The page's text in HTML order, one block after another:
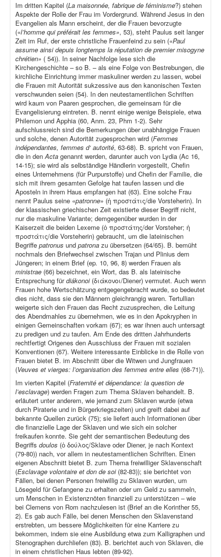
Im dritten Kapitel (La maisonnée, fabrique de féminisme?) stehen
Aspekte der Rolle der Frau im Vordergrund. Während Jesus in den
Evangelien als Mann erscheint, der die Frauen bevorzugte
(«l’homme qui préférait les femmes», 53), steht Paulus seit langer
Zeit im Ruf, der erste christliche Frauenfeind zu sein («Paul
assume ainsi depuis longtemps la réputation de premier misogyne
chrétien» ( 54)). In seiner Nachfolge lese sich die
Kirchengeschichte – so B. – als eine Folge von Bestrebungen, die
kirchliche Einrichtung immer maskuliner werden zu lassen, wobei
die Frauen mit Autorität sukzessive aus den kanonischen Texten
verschwunden seien (54). In den neutestamentlichen Schriften
wird kaum von Paaren gesprochen, die gemeinsam für die
Evangelisierung eintreten. B. nennt einige wenige Beispiele, etwa
Philemon und Apphia (60, Anm. 23, Phm 1-2). Sehr
aufschlussreich sind die Bemerkungen über unabhängige Frauen
und solche, denen Autorität zugesprochen wird (Femmes
indépendantes, femmes d‘ autorité, 63-68). B. spricht von Frauen,
die in denActa genannt werden, darunter auch von Lydia (Ac 16,
14-15); sie wird als selbständige Händlerin vorgestellt, Chefin
eines Unternehmens (für Purpurstoffe) und Chefin der Familie, die
sich mit ihrem gesamten Gefolge hat taufen lassen und die
Aposteln in ihrem Haus empfangen hat (63). Eine solche Frau
nennt Paulus seine «patronne» (ἡ προστάτις/die Vorsteherin). In
der klassischen griechischen Zeit existierte dieser Begriff nicht,
nur die maskuline Variante; demgegenüber wurden in der
Kaiserzeit die beiden Lexeme (ὁ προστάτης/der Vorsteher; ἡ
προστάτις/die Vorsteherin) gebraucht, um die lateinischen
Begriffe patronus und patrona zu übersetzen (64/65). B. bemüht
nochmals den Briefwechsel zwischen Trajan und Plinius dem
Jüngeren; in einem Brief (ep. 10, 96, 8) werden Frauen als
ministrae (66) bezeichnet, ein Wort, das B. als lateinische
Entsprechung fürdiákonoi (διάκονοι/Diener) vermutet. Auch wenn
Frauen hohe Wertschätzung entgegengebracht wurde, so bedeutet
dies nicht, dass sie den Männern gleichrangig waren. Tertullian
weigerte sich den Frauen das Recht zuzusprechen, die Leitung
des Abendmahles zu übernehmen, wie es in den Apokryphen in
einigen Gemeinschaften vorkam (67); es war ihnen auch untersagt
zu predigen und zu taufen. Am Ende des dritten Jahrhunderts
rechtfertigt Origenes den Ausschluss der Frauen mit sozialen
Konventionen (67). Weitere interessante Einblicke in die Rolle von
Frauen bietet B. im Abschnitt über die Witwen und Jungfrauen
(Veuves et vierges: l’organisation des femmes entre elles (68-71)).
Im vierten Kapitel (Fraternité et dépendance: la question de
l’esclavage) werden Fragen zum Thema Sklaven behandelt. B.
erläutert unter anderem, wie jemand zum Sklaven wurde (etwa
durch Piraterie und in Bürgerkriegszeiten) und greift dabei auf
bekannte Quellen zurück (75); sie liefert auch Informationen über
die finanzielle Lage der Sklaven und wie sich ein solcher
freikaufen konnte. Sie geht der semantischen Bedeutung des
Begriffs doulos (ὁ δούλος/Sklave oder Diener, je nach Kontext
(79-80)) nach, vor allem in neutestamentlichen Schriften. Einen
eigenen Abschnitt bietet B. zum Thema freiwilliger Sklavenschaft
(Esclavage volontaire et don de soi(82-83)); sie berichtet von
Fällen, bei denen Personen freiwillig zu Sklaven wurden, um
Lösegeld für Gefangene zu erhalten oder um Geld zu sammeln,
um Menschen in Existenznöten finanziell zu unterstützen – wie
bei Clemens von Rom nachzulesen ist (Brief an die Korinther 55,
2). Es gab auch Fälle, bei denen Menschen den Sklavenstand
erstrebten, um bessere Möglichkeiten für eine Karriere zu
bekommen, indem sie eine Ausbildung etwa zum Kalligraphen und
Stenographen durchliefen (83). B. berichtet auch von Sklaven, die
in einem christlichen Haus lebten (89-92).